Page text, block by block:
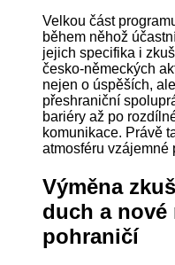
Velkou část
během něhož
jejich specifika i
česko-německých
nejen o úspěších,
přeshraniční
bariéry až po
komunikace. Právě
atmosféru vzájemné
Výměna
duch a nové
pohraničí